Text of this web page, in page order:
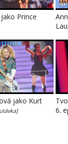
Prince
jako Kurt
6.